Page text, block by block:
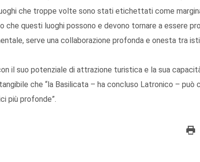
che troppe volte sono stati etichettati come
che questi luoghi possono e devono tornare a essere
serve una collaborazione profonda e onesta tra
il suo potenziale di attrazione turistica e la sua
che “la Basilicata – ha concluso Latronico – può
più profonde”.